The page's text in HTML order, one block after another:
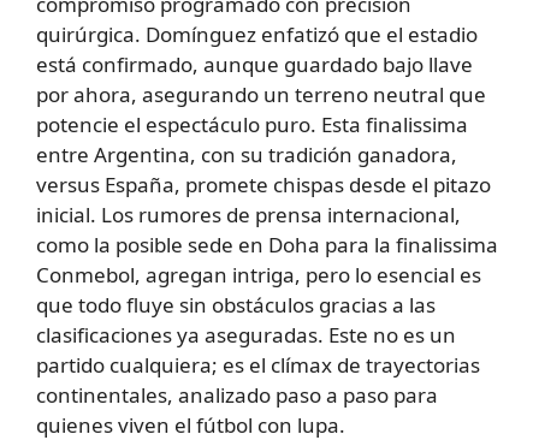
quirúrgica. Domínguez enfatizó que el estadio
está confirmado, aunque guardado bajo llave
por ahora, asegurando un terreno neutral que
potencie el espectáculo puro. Esta finalissima
entre Argentina, con su tradición ganadora,
versus España, promete chispas desde el pitazo
inicial. Los rumores de prensa internacional,
como la posible sede en Doha para la finalissima
Conmebol, agregan intriga, pero lo esencial es
que todo fluye sin obstáculos gracias a las
clasificaciones ya aseguradas. Este no es un
partido cualquiera; es el clímax de trayectorias
continentales, analizado paso a paso para
quienes viven el fútbol con lupa.